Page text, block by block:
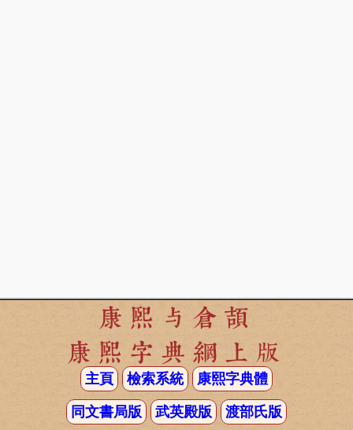
康熙与倉頡
康熙字典網上版
主頁 檢索系統 康熙字典體
同文書局版 武英殿版 渡部氏版